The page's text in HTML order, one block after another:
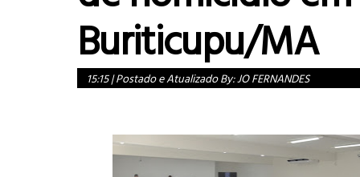
Buriticupu/MA
15:15|Postado e Atualizado By:JO FERNANDES